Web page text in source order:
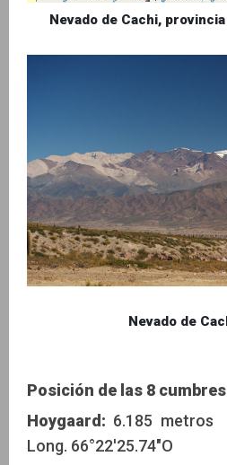
Nevado de Cachi,
Nevado de
Posición de las 8
Hoygaard: 6.185 metros
Long. 66°22'25.74"O